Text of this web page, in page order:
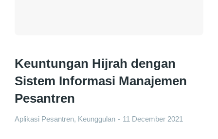
Keuntungan Hijrah dengan
Sistem Informasi Manajemen
Pesantren
Aplikasi Pesantren, Keunggulan 11 December 2021